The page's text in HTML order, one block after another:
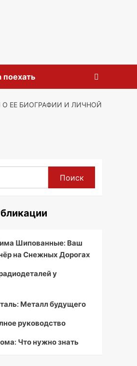
поехать
О ЕЕ БИОГРАФИИ И ЛИЧНОЙ
Поиск
Шипованные: Ваш
на Снежных Дорогах
у
Металл будущего
руководство
Что нужно знать